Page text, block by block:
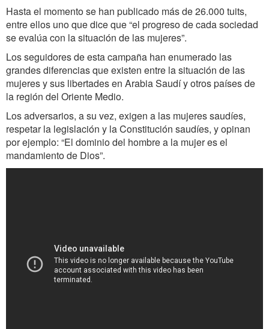
Hasta el momento se han publicado más de 26.000 tuits,
entre ellos uno que dice que “el progreso de cada sociedad
se evalúa con la situación de las mujeres”.
Los seguidores de esta campaña han enumerado las
grandes diferencias que existen entre la situación de las
mujeres y sus libertades en Arabia Saudí y otros países de
la región del Oriente Medio.
Los adversarios, a su vez, exigen a las mujeres saudíes,
respetar la legislación y la Constitución saudíes, y opinan
por ejemplo: “El dominio del hombre a la mujer es el
mandamiento de Dios”.